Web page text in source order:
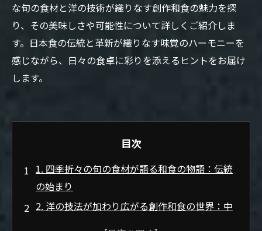
な旬の食材と洋の技術が織りなす創作和食の魅力を探
り、その美味しさや可能性について詳しくご紹介しま
す。日本食の伝統と革新が織りなす味覚のハーモニーを
感じながら、日々の食卓に彩りを添えるヒントをお届け
します。
目次
1. 四季折々の旬の食材が語る和食の物語：伝統
の始まり
2. 洋の技法が加わり広がる創作和食の世界：中